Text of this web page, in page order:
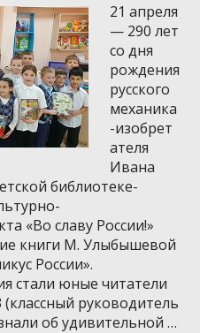
21 апреля
— 290 лет
со дня
рождения
русского
механика
-изобрет
ателя
Ивана
библиотеке-
«Во славу России!»
книги М. Улыбышевой
России».
стали юные читатели
руководитель
об удивительной …